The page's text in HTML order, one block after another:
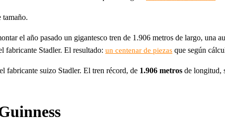
tamaño.
el año pasado un gigantesco tren de 1.906 metros de largo, una
fabricante Stadler. El resultado: un centenar de piezas que según
fabricante suizo Stadler. El tren récord, de 1.906 metros de longitud,